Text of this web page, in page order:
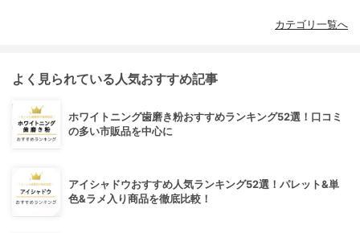
カテゴリ一覧へ
よく見られている人気おすすめ記事
ホワイトニング歯磨き粉おすすめランキング52選！口コミ
の多い市販品を中心に
アイシャドウおすすめ人気ランキング52選！パレット&単
色&ラメ入り商品を徹底比較！